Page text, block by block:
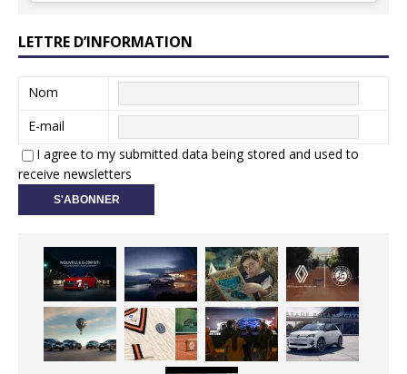
LETTRE D’INFORMATION
Nom
E-mail
I agree to my submitted data being stored and used to
receive newsletters